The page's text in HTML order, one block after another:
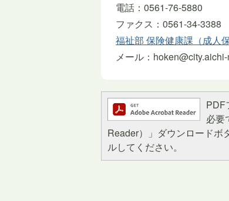
電話：0561-76-5880
ファクス：0561-34-3388
福祉部 保険健康課（成人
メール：
PDF
必要
Reader）」ダウンロードボ
ルしてください。